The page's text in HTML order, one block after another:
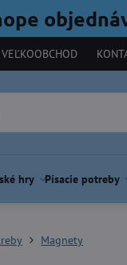
VEĽKOOBCHOD
hry Písacie potreby
Magnety